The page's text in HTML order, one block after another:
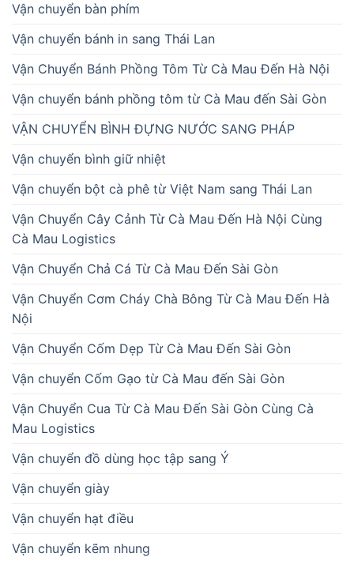
Vận chuyển bàn phím
Vận chuyển bánh in sang Thái Lan
Vận Chuyển Bánh Phồng Tôm Từ Cà Mau Đến Hà Nội
Vận chuyển bánh phồng tôm từ Cà Mau đến Sài Gòn
VẬN CHUYỂN BÌNH ĐỰNG NƯỚC SANG PHÁP
Vận chuyển bình giữ nhiệt
Vận chuyển bột cà phê từ Việt Nam sang Thái Lan
Vận Chuyển Cây Cảnh Từ Cà Mau Đến Hà Nội Cùng
Cà Mau Logistics
Vận Chuyển Chả Cá Từ Cà Mau Đến Sài Gòn
Vận Chuyển Cơm Cháy Chà Bông Từ Cà Mau Đến Hà
Nội
Vận Chuyển Cốm Dẹp Từ Cà Mau Đến Sài Gòn
Vận chuyển Cốm Gạo từ Cà Mau đến Sài Gòn
Vận Chuyển Cua Từ Cà Mau Đến Sài Gòn Cùng Cà
Mau Logistics
Vận chuyển đồ dùng học tập sang Ý
Vận chuyển giày
Vận chuyển hạt điều
Vận chuyển kẽm nhung